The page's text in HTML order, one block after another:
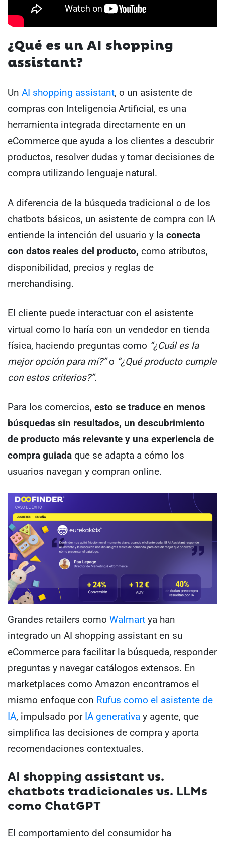
¿Qué es un AI shopping
assistant?
Un AI shopping assistant, o un asistente de
compras con Inteligencia Artificial, es una
herramienta integrada directamente en un
eCommerce que ayuda a los clientes a descubrir
productos, resolver dudas y tomar decisiones de
compra utilizando lenguaje natural.
A diferencia de la búsqueda tradicional o de los
chatbots básicos, un asistente de compra con IA
entiende la intención del usuario y la conecta
con datos reales del producto, como atributos,
disponibilidad, precios y reglas de
merchandising.
El cliente puede interactuar con el asistente
virtual como lo haría con un vendedor en tienda
física, haciendo preguntas como “¿Cuál es la
mejor opción para mí?”o “¿Qué producto cumple
con estos criterios?”.
Para los comercios, esto se traduce en menos
búsquedas sin resultados, un descubrimiento
de producto más relevante y una experiencia de
compra guiada que se adapta a cómo los
usuarios navegan y compran online.
Grandes retailers como Walmart ya han
integrado un AI shopping assistant en su
eCommerce para facilitar la búsqueda, responder
preguntas y navegar catálogos extensos. En
marketplaces como Amazon encontramos el
mismo enfoque con Rufus como el asistente de
IA, impulsado porIA generativa y agente, que
simplifica las decisiones de compra y aporta
recomendaciones contextuales.
AI shopping assistant vs.
chatbots tradicionales vs. LLMs
como ChatGPT
El comportamiento del consumidor ha